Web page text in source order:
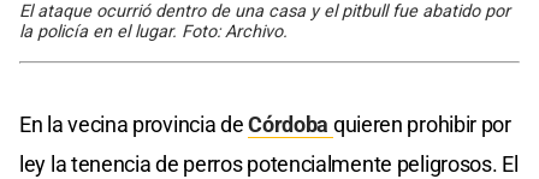
El ataque ocurrió dentro de una casa y el pitbull fue abatido por
la policía en el lugar. Foto: Archivo.
En la vecina provincia deCórdoba quieren prohibir por
ley la tenencia de perros potencialmente peligrosos. El